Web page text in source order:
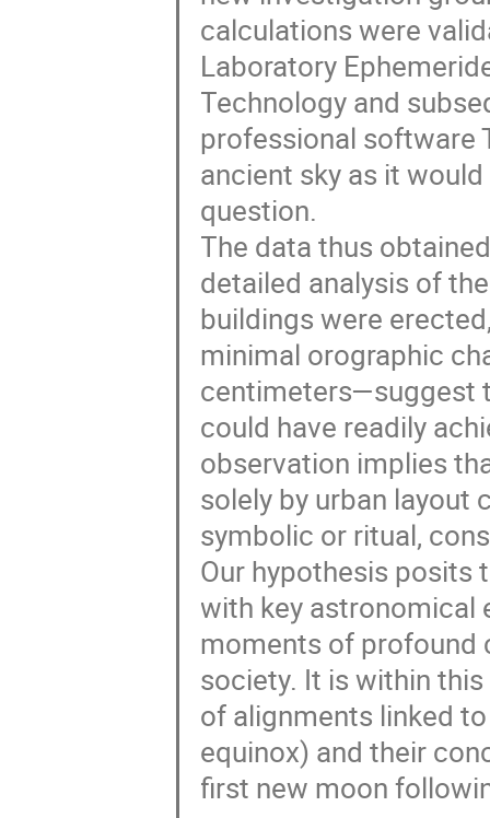
calculations were
Laboratory
Technology and
professional software
ancient sky as it
question.
The data thus
detailed analysis of
buildings were
minimal orographic
centimeters—suggest
could have readily
observation implies
solely by urban layout
symbolic or ritual,
Our hypothesis posits
with key astronomical
moments of profound
society. It is within
of alignments linked
equinox) and their
first new moon